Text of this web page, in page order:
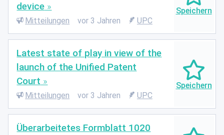
device
Mitteilungen vor 3 Jahren UPC
Latest state of play in view of the
launch of the Unified Patent
Court
Mitteilungen vor 3 Jahren UPC
Überarbeitetes Formblatt 1020